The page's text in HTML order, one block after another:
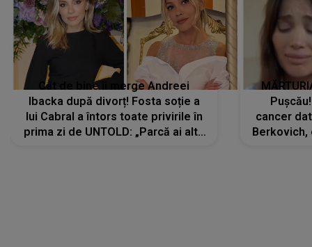
Cât de bine îi merge Andreei
Ibacka după divorț! Fosta soție a
lui Cabral a întors toate privirile în
prima zi de UNTOLD: „Parcă ai altă
cancer
Berkovich,